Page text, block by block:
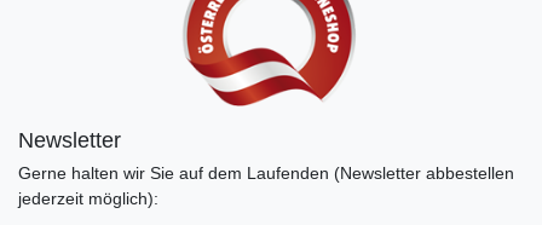
Newsletter
Gerne halten wir Sie auf dem Laufenden (Newsletter abbestellen
jederzeit möglich):